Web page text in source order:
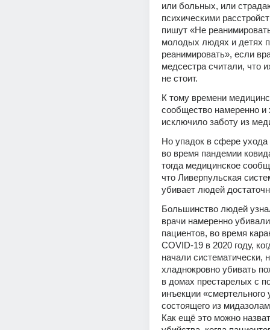
или больных, или
психическими
пишут «Не
молодых людях и детях
реанимировать», если
медсестра считали, что
не стоит.
К тому времени
сообщество намеренно и
исключило заботу из
Но упадок в сфере ухода
во время пандемии
тогда медицинское
что Ливерпульская
убивает людей
Большинство людей
врачи намеренно
пациентов, во время
COVID-19 в 2020 году,
начали систематически,
хладнокровно убивать
в домах престарелых с
инъекции «смертельного
состоящего из
Как ещё это можно